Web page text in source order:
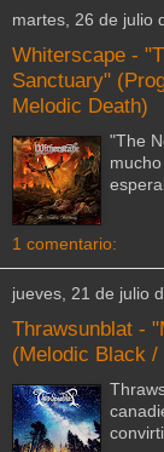
martes, 26 de julio
Whiterscape -
Sanctuary"
Melodic Death)
"The
1 comentario:
jueves, 21 de julio
Thrawsunblat -
(Melodic Black /